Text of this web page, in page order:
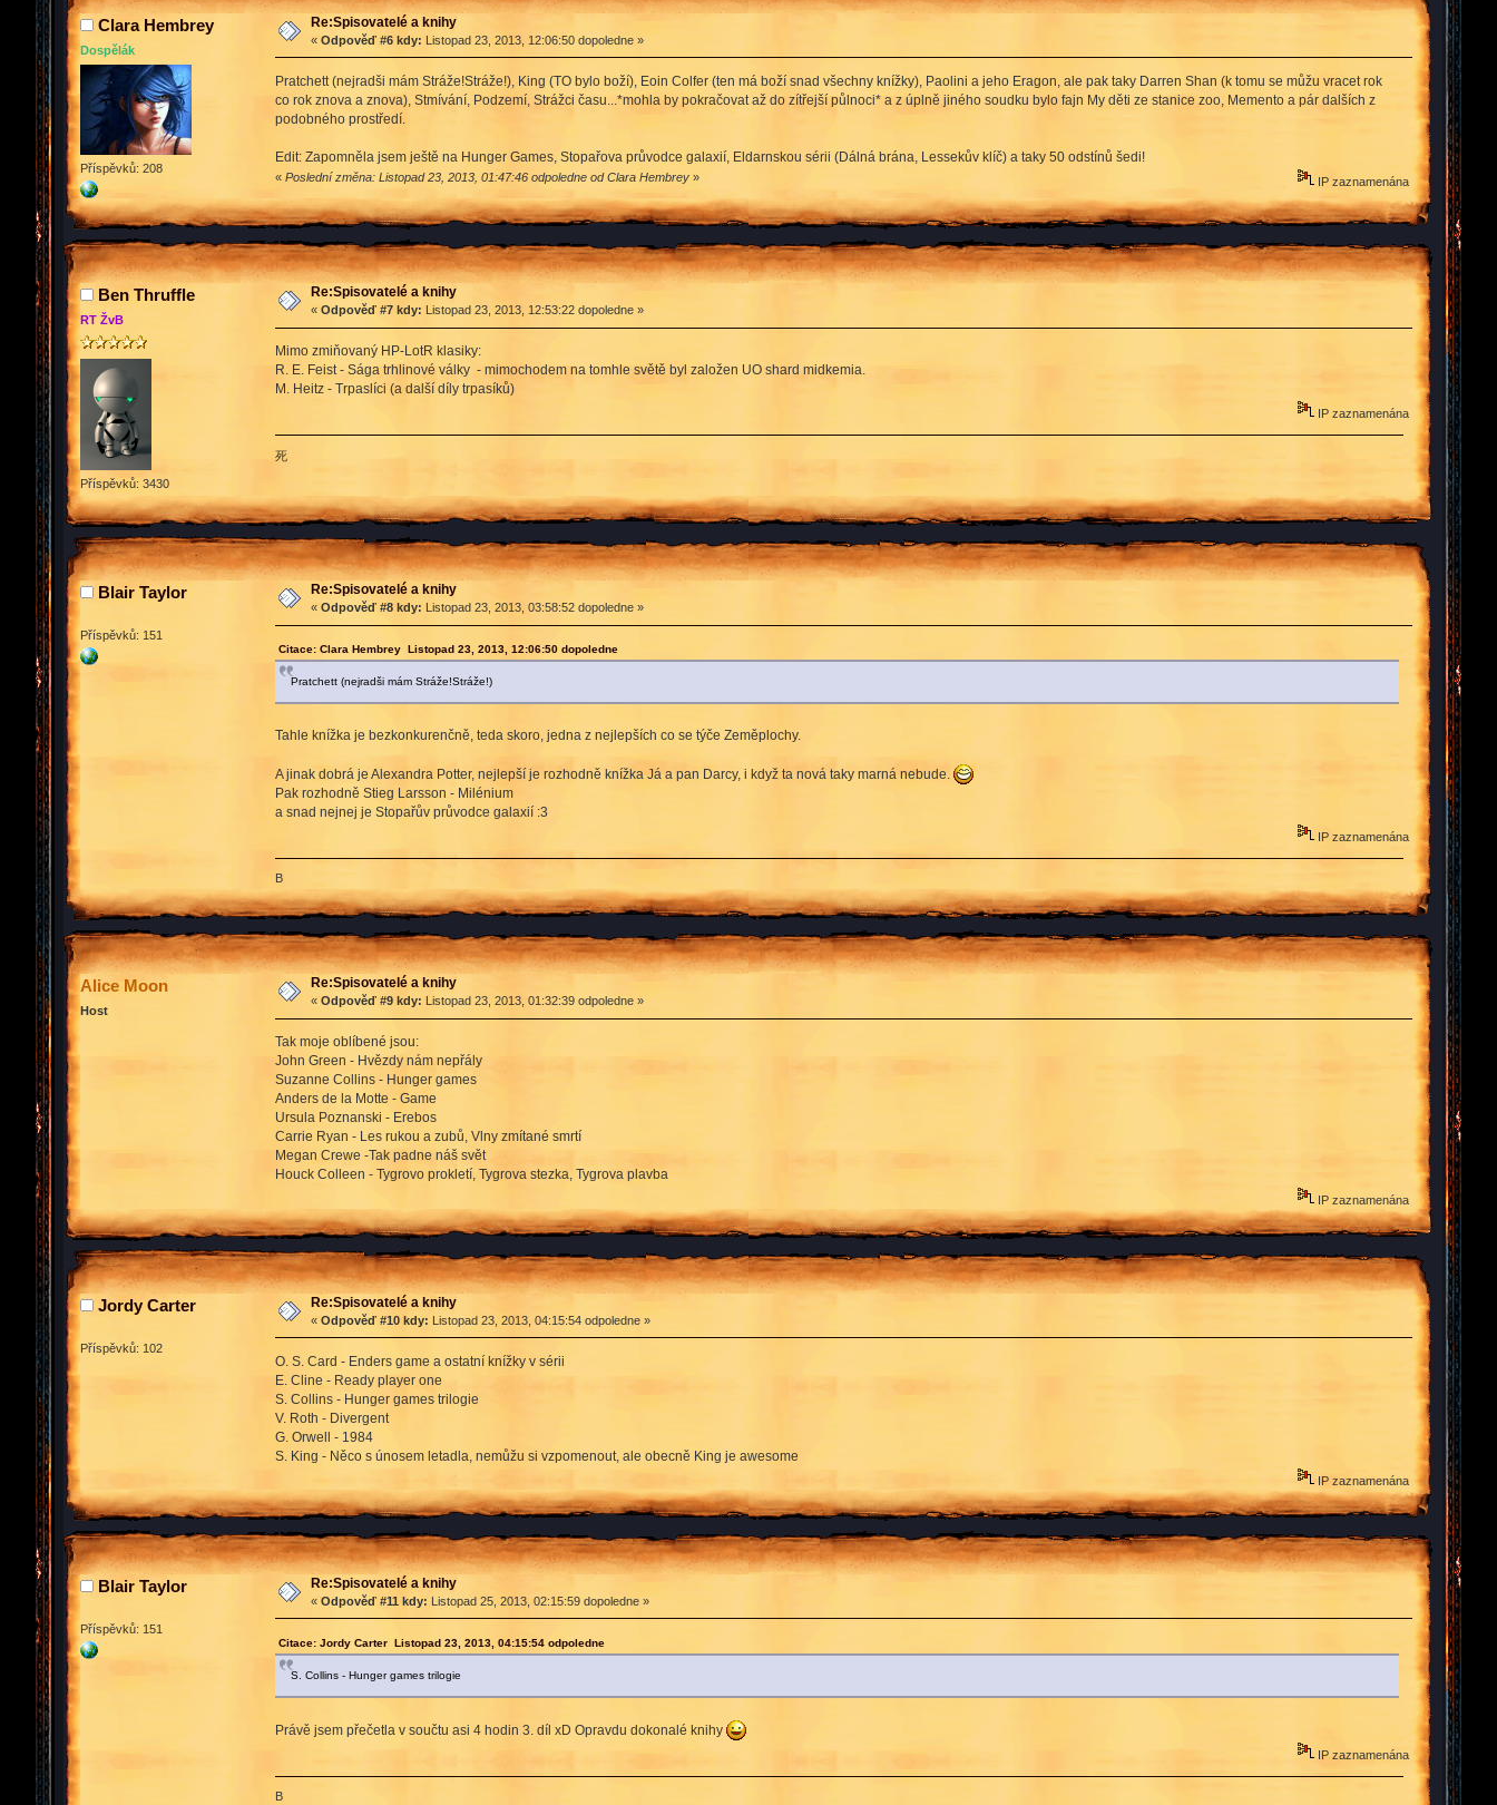
Clara Hembrey
Dospělák
Příspěvků: 208
Re:Spisovatelé a knihy
« Odpověď #6 kdy: Listopad 23, 2013, 12:06:50 dopoledne »
Pratchett (nejradši mám Stráže!Stráže!), King (TO bylo boží), Eoin Colfer (ten má boží snad všechny knížky), Paolini a jeho Eragon, ale pak taky Darren Shan (k tomu se můžu vracet rok
co rok znova a znova), Stmívání, Podzemí, Strážci času...*mohla by pokračovat až do zítřejší půlnoci* a z úplně jiného soudku bylo fajn My děti ze stanice zoo, Memento a pár dalších z
podobného prostředí.
Edit: Zapomněla jsem ještě na Hunger Games, Stopařova průvodce galaxií, Eldarnskou sérii (Dálná brána, Lessekův klíč) a taky 50 odstínů šedi!
« Poslední změna: Listopad 23, 2013, 01:47:46 odpoledne od Clara Hembrey» IP zaznamenána
Ben Thruffle
RT ŽvB
Příspěvků: 3430
Re:Spisovatelé a knihy
« Odpověď #7 kdy: Listopad 23, 2013, 12:53:22 dopoledne »
Mimo zmiňovaný HP-LotR klasiky:
R. E. Feist - Sága trhlinové války - mimochodem na tomhle světě byl založen UO shard midkemia.
M. Heitz - Trpaslíci (a další díly trpasíků)
IP zaznamenána
死
Blair Taylor
Příspěvků: 151
Re:Spisovatelé a knihy
« Odpověď #8 kdy: Listopad 23, 2013, 03:58:52 dopoledne »
Citace: Clara Hembrey Listopad 23, 2013, 12:06:50 dopoledne
Pratchett (nejradši mám Stráže!Stráže!)
Tahle knížka je bezkonkurenčně, teda skoro, jedna z nejlepších co se týče Zeměplochy.
A jinak dobrá je Alexandra Potter, nejlepší je rozhodně knížka Já a pan Darcy, i když ta nová taky marná nebude.
Pak rozhodně Stieg Larsson - Milénium
a snad nejnej je Stopařův průvodce galaxií :3
IP zaznamenána
B
Alice Moon
Host
Re:Spisovatelé a knihy
« Odpověď #9 kdy: Listopad 23, 2013, 01:32:39 odpoledne »
Tak moje oblíbené jsou:
John Green - Hvězdy nám nepřály
Suzanne Collins - Hunger games
Anders de la Motte - Game
Ursula Poznanski - Erebos
Carrie Ryan - Les rukou a zubů, Vlny zmítané smrtí
Megan Crewe -Tak padne náš svět
Houck Colleen - Tygrovo prokletí, Tygrova stezka, Tygrova plavba
IP zaznamenána
Jordy Carter
Příspěvků: 102
Re:Spisovatelé a knihy
« Odpověď #10 kdy: Listopad 23, 2013, 04:15:54 odpoledne »
O. S. Card - Enders game a ostatní knížky v sérii
E. Cline - Ready player one
S. Collins - Hunger games trilogie
V. Roth - Divergent
G. Orwell - 1984
S. King - Něco s únosem letadla, nemůžu si vzpomenout, ale obecně King je awesome
IP zaznamenána
Blair Taylor
Příspěvků: 151
Re:Spisovatelé a knihy
« Odpověď #11 kdy: Listopad 25, 2013, 02:15:59 dopoledne »
Citace: Jordy Carter Listopad 23, 2013, 04:15:54 odpoledne
S. Collins - Hunger games trilogie
Právě jsem přečetla v součtu asi 4 hodin 3. díl xD Opravdu dokonalé knihy
IP zaznamenána
B